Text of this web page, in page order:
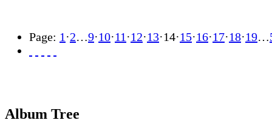
Page: 1 ·2…9·10·11 ·12·13·14·15·16·17·18·19…
Album Tree